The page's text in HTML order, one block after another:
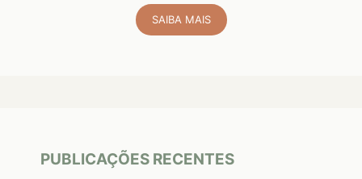
SAIBA MAIS
PUBLICAÇÕES RECENTES